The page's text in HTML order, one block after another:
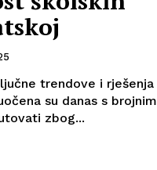
trendove i rješenja
su danas s brojnim
zbog...